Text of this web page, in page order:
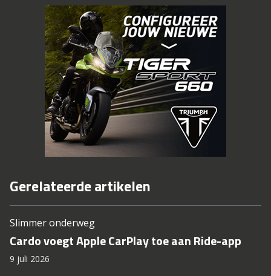
Gerelateerde artikelen
Slimmer onderweg
Cardo voegt Apple CarPlay toe aan Ride-app
9 juli 2026